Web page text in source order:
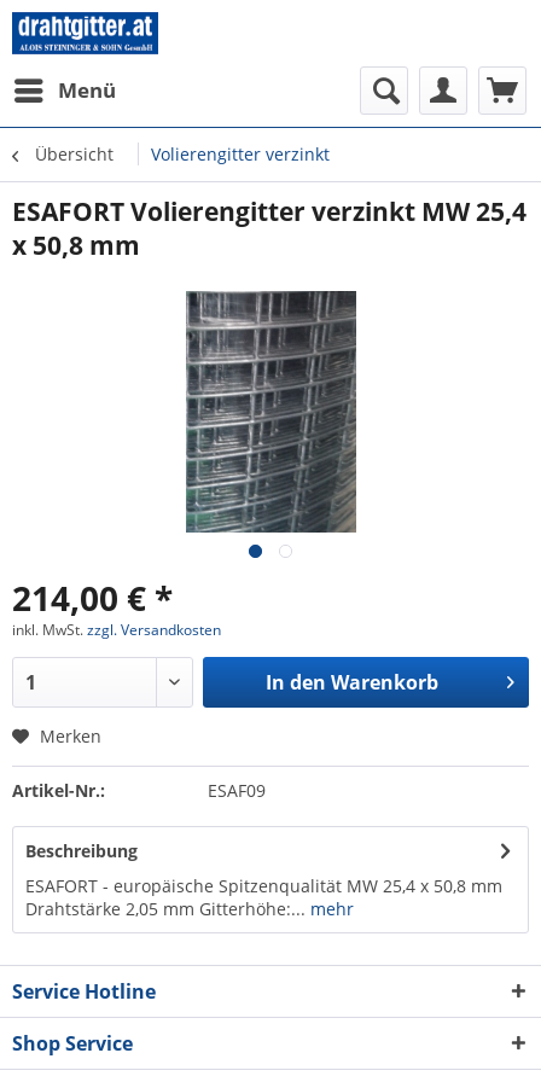
Menü
Übersicht Volierengitter verzinkt
ESAFORT Volierengitter verzinkt MW 25,4
x 50,8 mm
214,00 € *
inkl. MwSt.zzgl. Versandkosten
In den Warenkorb
Merken
Artikel-Nr.: ESAF09
Beschreibung
ESAFORT - europäische Spitzenqualität MW 25,4 x 50,8 mm
Drahtstärke 2,05 mm Gitterhöhe:... mehr
Service Hotline
Shop Service